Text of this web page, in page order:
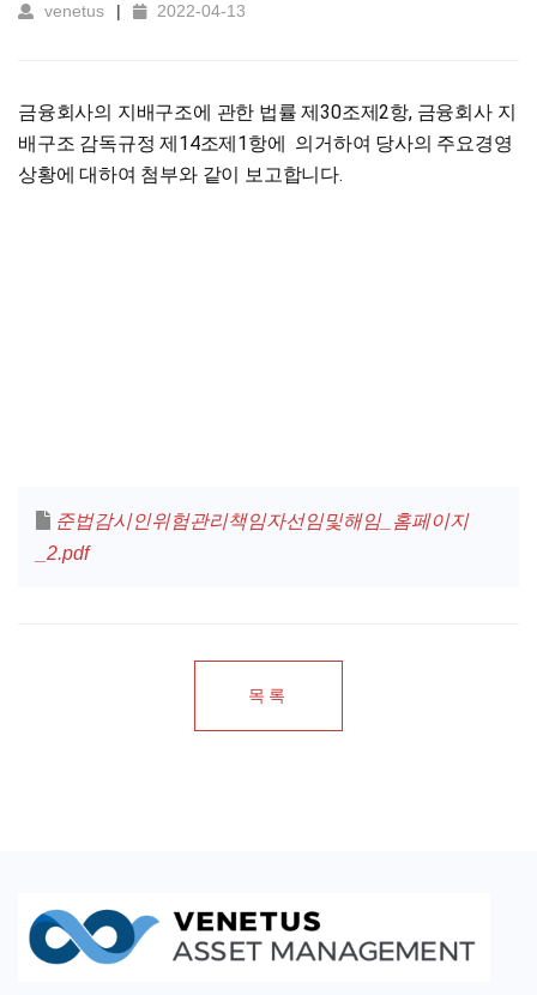
venetus 2022-04-13
금융회사의 지배구조에 관한 법률 제30조제2항, 금융회사 지
배구조 감독규정 제14조제1항에 의거하여 당사의 주요경영
상황에 대하여 첨부와 같이 보고합니다.
준법감시인위험관리책임자선임및해임_홈페이지
_2.pdf
목록